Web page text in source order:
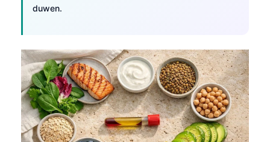
duwen.
Cebuano
ئۇيغۇرچە
Кыргызча
Татар теле
Беларуская мова
Frysk